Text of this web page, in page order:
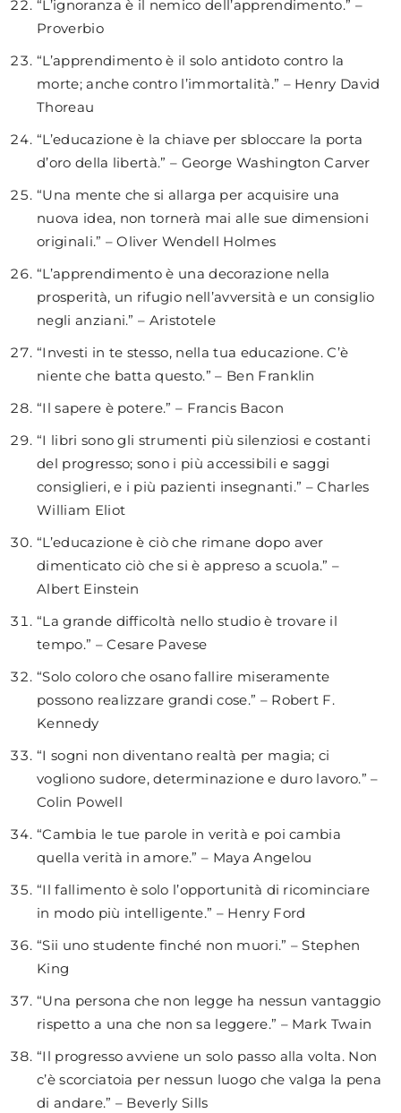
“L’ignoranza è il nemico dell’apprendimento.” –
Proverbio
“L’apprendimento è il solo antidoto contro la
morte; anche contro l’immortalità.” – Henry David
Thoreau
“L’educazione è la chiave per sbloccare la porta
d’oro della libertà.” – George Washington Carver
“Una mente che si allarga per acquisire una
nuova idea, non tornerà mai alle sue dimensioni
originali.” – Oliver Wendell Holmes
“L’apprendimento è una decorazione nella
prosperità, un rifugio nell’avversità e un consiglio
negli anziani.” – Aristotele
“Investi in te stesso, nella tua educazione. C’è
niente che batta questo.” – Ben Franklin
“Il sapere è potere.” – Francis Bacon
“I libri sono gli strumenti più silenziosi e costanti
del progresso; sono i più accessibili e saggi
consiglieri, e i più pazienti insegnanti.” – Charles
William Eliot
“L’educazione è ciò che rimane dopo aver
dimenticato ciò che si è appreso a scuola.” –
Albert Einstein
“La grande difficoltà nello studio è trovare il
tempo.” – Cesare Pavese
“Solo coloro che osano fallire miseramente
possono realizzare grandi cose.” – Robert F.
Kennedy
“I sogni non diventano realtà per magia; ci
vogliono sudore, determinazione e duro lavoro.” –
Colin Powell
“Cambia le tue parole in verità e poi cambia
quella verità in amore.” – Maya Angelou
“Il fallimento è solo l’opportunità di ricominciare
in modo più intelligente.” – Henry Ford
“Sii uno studente finché non muori.” – Stephen
King
“Una persona che non legge ha nessun vantaggio
rispetto a una che non sa leggere.” – Mark Twain
“Il progresso avviene un solo passo alla volta. Non
c’è scorciatoia per nessun luogo che valga la pena
di andare.” – Beverly Sills